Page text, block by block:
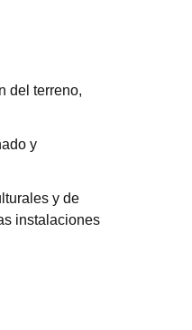
del terreno,
y
y de
instalaciones